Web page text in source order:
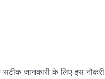
जानकारी के लिए इस